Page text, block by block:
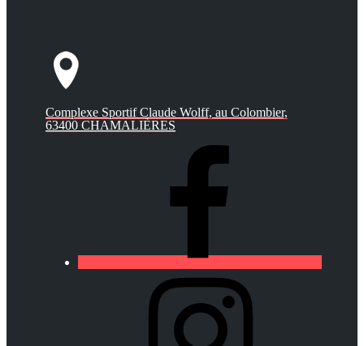
Complexe Sportif Claude Wolff, au Colombier,
63400 CHAMALIÈRES
chamalieres.fr/wp-
content/uploads/2020/03/